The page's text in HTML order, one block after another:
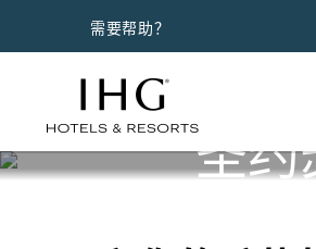
需要帮助？
圣约